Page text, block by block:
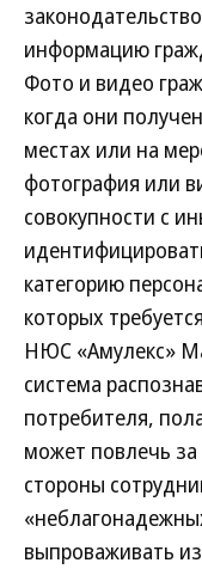
информацию
Фото и видео
когда они
местах или на
фотография или
совокупности с
категорию
которых
НЮС «Амулекс»
система
потребителя,
может повлечь
стороны
выпроваживать